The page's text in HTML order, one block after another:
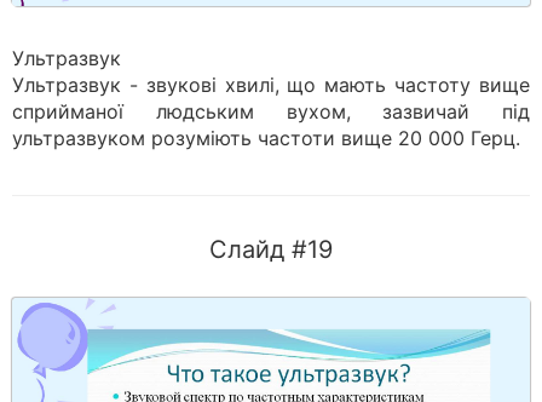
Ультразвук
Ультразвук - звукові хвилі, що мають частоту вище
сприйманої людським вухом, зазвичай під
ультразвуком розуміють частоти вище 20 000 Герц.
Слайд #19